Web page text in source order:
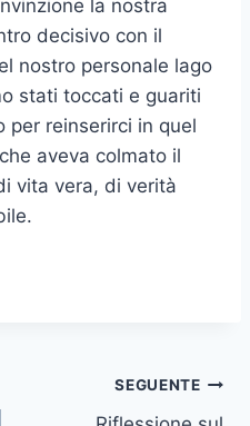
la nostra
decisivo con il
nostro personale lago
stati toccati e guariti
per reinserirci in quel
aveva colmato il
vita vera, di verità
SEGUENTE